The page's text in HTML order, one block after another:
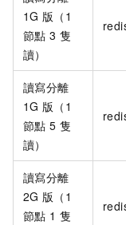
1G 版（1
節點 3 隻
讀）
讀寫分離
1G 版（1
節點 5 隻
讀）
讀寫分離
2G 版（1
節點 1 隻